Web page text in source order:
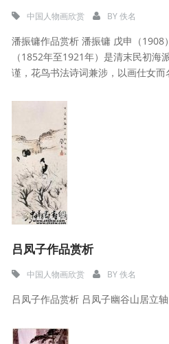
中国人物画欣赏 BY佚名
潘振镛作品赏析 潘振镛 戊申（
（1852年至1921年）是清末民初海
谨，花鸟书法诗词兼涉，以画仕女
吕凤子作品赏析
中国人物画欣赏 BY佚名
吕凤子作品赏析 吕凤子幽谷山居立